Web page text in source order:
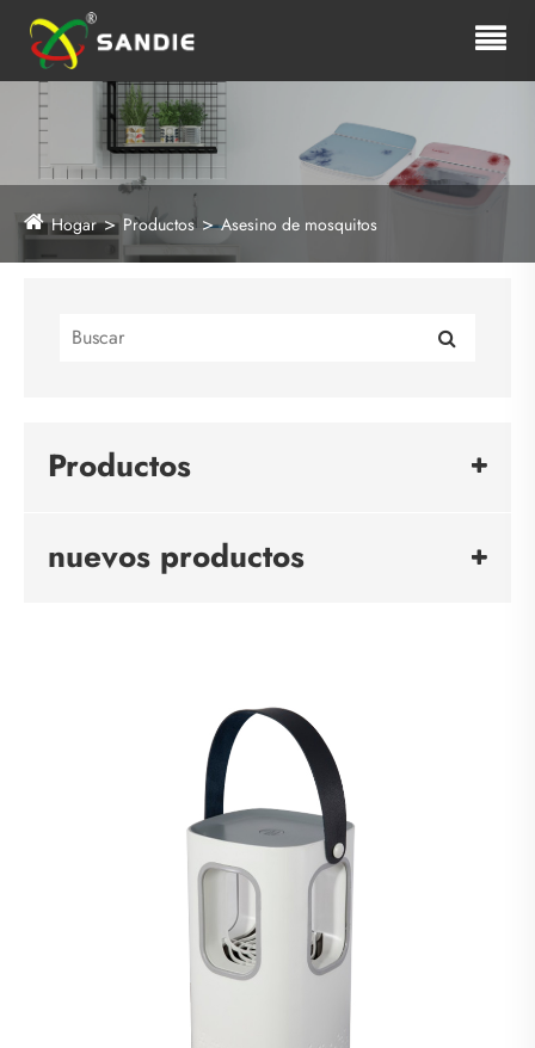
Hogar Productos Asesino de mosquitos
Productos
nuevos productos